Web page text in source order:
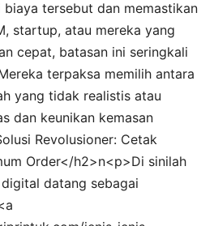
tersebut dan memastikan
startup, atau mereka yang
cepat, batasan ini seringkali
terpaksa memilih antara
yang tidak realistis atau
dan keunikan kemasan
Revolusioner: Cetak
Order</h2>n<p>Di sinilah
datang sebagai